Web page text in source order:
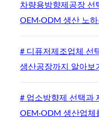
차량용방향제공장 선
OEM·ODM 생산 노
# 디퓨저제조업체 선
생산공장까지 알아보
# 업소방향제 선택과
OEM·ODM 생산업체